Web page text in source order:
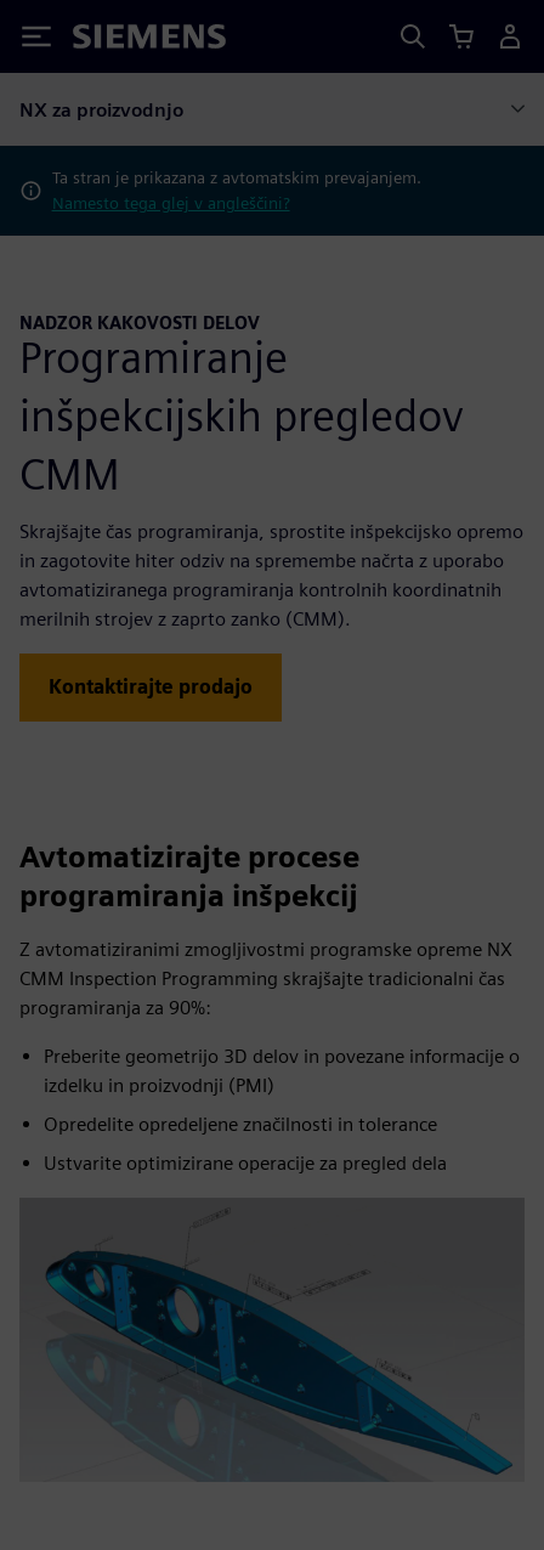
Siemens
NX za proizvodnjo
Ta stran je prikazana z avtomatskim prevajanjem.
Namesto tega glej v angleščini?
NADZOR KAKOVOSTI DELOV
Programiranje
inšpekcijskih pregledov
CMM
Skrajšajte čas programiranja, sprostite inšpekcijsko opremo
in zagotovite hiter odziv na spremembe načrta z uporabo
avtomatiziranega programiranja kontrolnih koordinatnih
merilnih strojev z zaprto zanko (CMM).
Kontaktirajte prodajo
Avtomatizirajte procese
programiranja inšpekcij
Z avtomatiziranimi zmogljivostmi programske opreme NX
CMM Inspection Programming skrajšajte tradicionalni čas
programiranja za 90%:
Preberite geometrijo 3D delov in povezane informacije o
izdelku in proizvodnji (PMI)
Opredelite opredeljene značilnosti in tolerance
Ustvarite optimizirane operacije za pregled dela